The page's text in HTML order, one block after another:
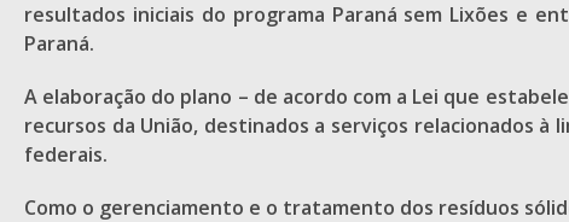
resultados iniciais do programa Paraná sem Lixões e
Paraná.
A elaboração do plano – de acordo com a Lei que
recursos da União, destinados a serviços relacionados
federais.
Como o gerenciamento e o tratamento dos resíduos